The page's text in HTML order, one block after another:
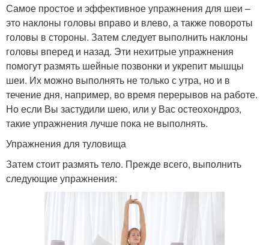
Самое простое и эффективное упражнения для шеи –
это наклоны головы вправо и влево, а также повороты
головы в стороны. Затем следует выполнить наклоны
головы вперед и назад. Эти нехитрые упражнения
помогут размять шейные позвонки и укрепит мышцы
шеи. Их можно выполнять не только с утра, но и в
течение дня, например, во время перерывов на работе.
Но если Вы застудили шею, или у Вас остеохондроз,
такие упражнения лучше пока не выполнять.
Упражнения для туловища
Затем стоит размять тело. Прежде всего, выполнить
следующие упражнения: